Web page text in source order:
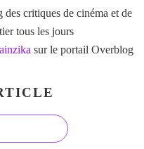
critiques de cinéma et de
tous les jours
sur le portail Overblog